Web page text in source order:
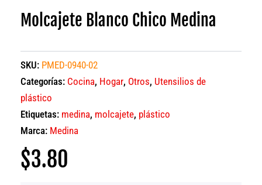
Molcajete Blanco Chico Medina
SKU: PMED-0940-02
Categorías: Cocina, Hogar, Otros, Utensilios de
plástico
Etiquetas: medina, molcajete, plástico
Marca: Medina
$3.80